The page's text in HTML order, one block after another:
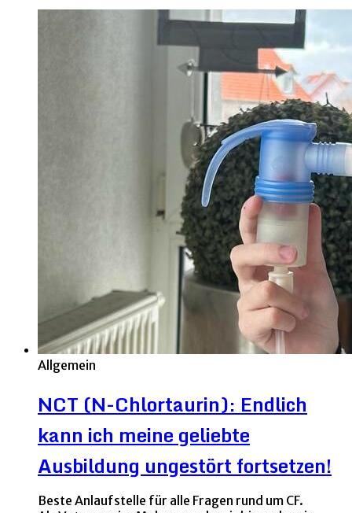
Allgemein
NCT (N-Chlortaurin): Endlich
kann ich meine geliebte
Ausbildung ungestört fortsetzen!
Beste Anlaufstelle für alle Fragen rund um CF.